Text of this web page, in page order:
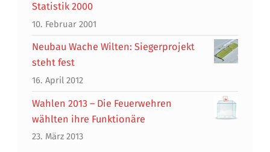
Statistik 2000
10. Februar 2001
Neubau Wache Wilten: Siegerprojekt
steht fest
16. April 2012
Wahlen 2013 – Die Feuerwehren
wählten ihre Funktionäre
23. März 2013